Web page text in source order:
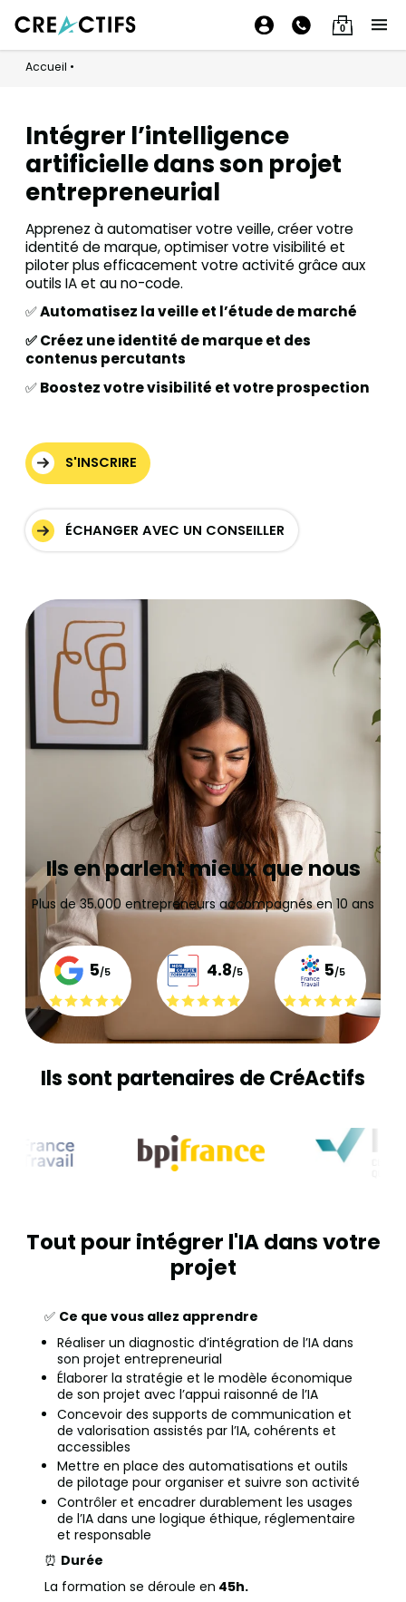
0
Accueil •
Intégrer l’intelligence
artificielle dans son projet
entrepreneurial
Apprenez à automatiser votre veille, créer votre
identité de marque, optimiser votre visibilité et
piloter plus efficacement votre activité grâce aux
outils IA et au no-code.
✅Automatisez la veille et l’étude de marché
✅ Créez une identité de marque et des
contenus percutants
✅Boostez votre visibilité et votre prospection
S'INSCRIRE
ÉCHANGER AVEC UN CONSEILLER
Ils en parlent mieux que nous
Plus de 35.000 entrepreneurs accompagnés en 10 ans
5/5 4.8/5 5/5
Ils sont partenaires de CréActifs
Tout pour intégrer l'IA dans votre
projet
✅ Ce que vous allez apprendre
Réaliser un diagnostic d’intégration de l’IA dans
son projet entrepreneurial
Élaborer la stratégie et le modèle économique
de son projet avec l’appui raisonné de l’IA
Concevoir des supports de communication et
de valorisation assistés par l’IA, cohérents et
accessibles
Mettre en place des automatisations et outils
de pilotage pour organiser et suivre son activité
Contrôler et encadrer durablement les usages
de l’IA dans une logique éthique, réglementaire
et responsable
⏰ Durée
La formation se déroule en 45h.